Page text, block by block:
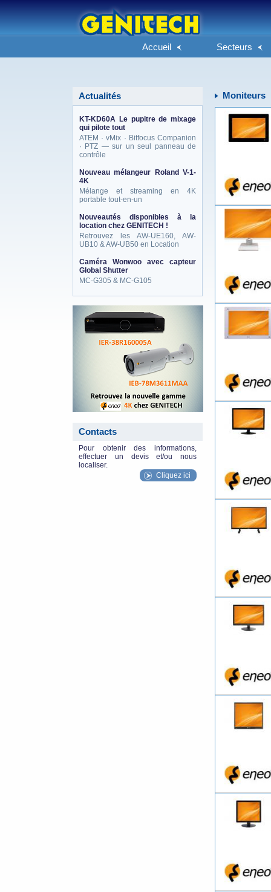
Accueil Secteurs
Actualités
KT-KD60A Le pupitre de mixage
qui pilote tout
ATEM · vMix · Bitfocus Companion
· PTZ — sur un seul panneau de
contrôle
Nouveau mélangeur Roland V-1-
4K
Mélange et streaming en 4K
portable tout-en-un
Nouveautés disponibles à la
location chez GENITECH !
Retrouvez les AW-UE160, AW-
UB10 & AW-UB50 en Location
Caméra Wonwoo avec capteur
Global Shutter
MC-G305 & MC-G105
Contacts
Pour obtenir des informations,
effectuer un devis et/ou nous
localiser.
Cliquez ici
Moniteurs